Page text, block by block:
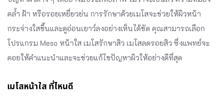
คล้ำ ฝ้า หรือรอยเหยี่ยวย่น การรักษาด้วยเมโสจะช่วยให้ผิวหน้า
กระจ่างใสขึ้นและดูอ่อนเยาว์ลงอย่างเห็นได้ชัด คุณสามารถเลือก
โปรแกรม Meso หน้าใส เมโสรักษาสิว เมโสลดรอยสิว ซึ่งแพทย์จะ
คอยให้คำแนะนำและจะช่วยแก้ไขปัญหาผิวให้อย่างดีที่สุด
เมโสหน้าใส ที่ไหนดี